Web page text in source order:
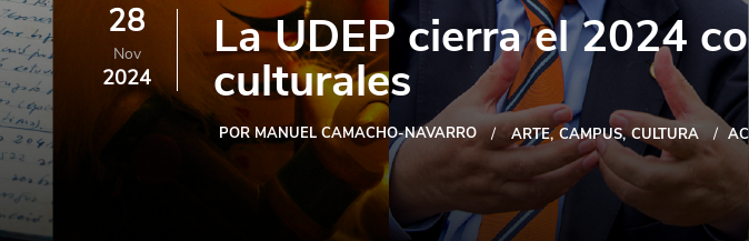
28
Nov
2024
La UDEP cierra el 2024
culturales
POR MANUEL CAMACHO-NAVARRO ARTE CAMPUS CULTURA